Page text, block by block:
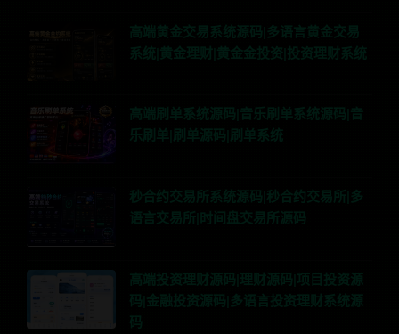
高端黄金交易系统源码|多语言黄金交易
系统|黄金理财|黄金金投资|投资理财系统
高端刷单系统源码|音乐刷单系统源码|音
乐刷单|刷单源码|刷单系统
秒合约交易所系统源码|秒合约交易所|多
语言交易所|时间盘交易所源码
高端投资理财源码|理财源码|项目投资源
码|金融投资源码|多语言投资理财系统源
码